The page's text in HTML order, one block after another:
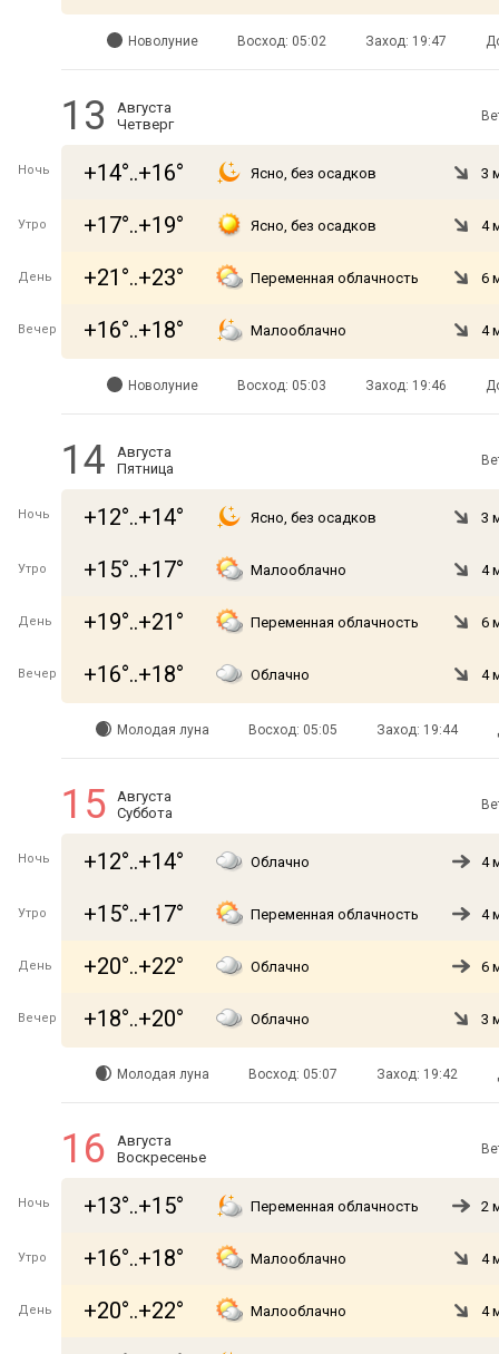
Новолуние Восход: 05:02 Заход: 19:47
13
Августа
Четверг
Ночь +14°..+16° Ясно, без осадков 3
Утро +17°..+19° Ясно, без осадков 4
День +21°..+23° Переменная облачность 6
Вечер +16°..+18° Малооблачно 4
Новолуние Восход: 05:03 Заход: 19:46
14
Августа
Пятница
Ночь +12°..+14° Ясно, без осадков 3
Утро +15°..+17° Малооблачно 4
День +19°..+21° Переменная облачность 6
Вечер +16°..+18° Облачно 4
Молодая луна Восход: 05:05 Заход: 19:44
15
Августа
Суббота
Ночь +12°..+14° Облачно 4
Утро +15°..+17° Переменная облачность 4
День +20°..+22° Облачно 6
Вечер +18°..+20° Облачно 3
Молодая луна Восход: 05:07 Заход: 19:42
16
Августа
Воскресенье
Ночь +13°..+15° Переменная облачность 2
Утро +16°..+18° Малооблачно 4
День +20°..+22° Малооблачно 4